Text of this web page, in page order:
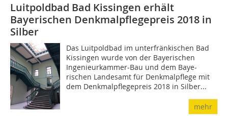
Luitpoldbad Bad Kissingen erhält
Bayerischen Denkmalpflegepreis 2018 in
Silber
Das Luitpoldbad im unterfränkischen Bad
Kissingen wurde von der Bayerischen
Ingenieurkammer-Bau und dem Baye-
rischen Landesamt für Denkmalpflege mit
dem Denkmalpflegepreis 2018 in Silber...
mehr